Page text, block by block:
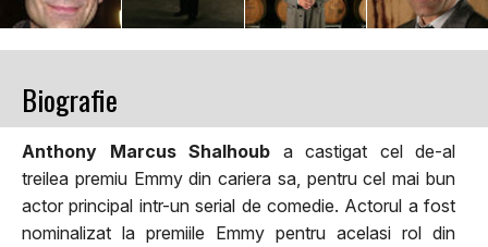
Biografie
Anthony Marcus Shalhoub a castigat cel de-al
treilea premiu Emmy din cariera sa, pentru cel mai bun
actor principal intr-un serial de comedie. Actorul a fost
nominalizat la premiile Emmy pentru acelasi rol din